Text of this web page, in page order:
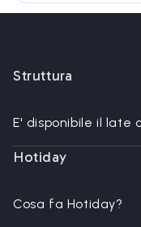
Struttura
E' disponibile il late
Hotiday
Cosa fa Hotiday?